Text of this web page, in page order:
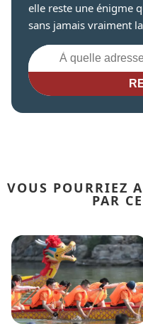
elle reste une énigme
sans jamais vraiment
VOUS POURRIEZ
PAR